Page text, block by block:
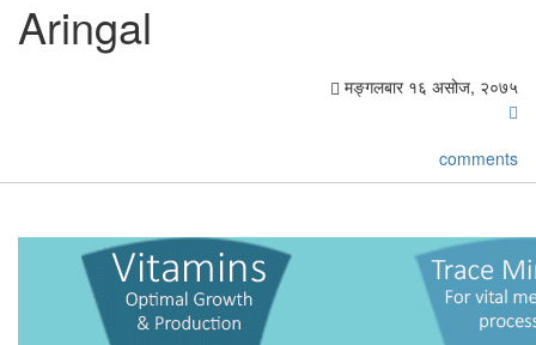
Aringal
मङ्गलबार १६ असोज, २०७५
comments